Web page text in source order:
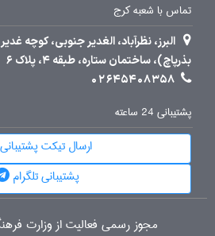
تماس با شعبه کرج
بذرپاچ)، ساختمان ستاره، طبقه 4، پلاک 6
02645408358
پشتیبانی 24 ساعته
ارسال تیکت پشتیبانی
پشتیبانی تلگرام
مجوز رسمی فعالیت از وزارت